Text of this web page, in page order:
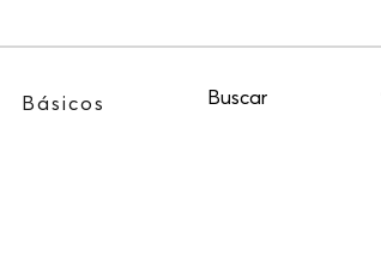
Básicos Buscar